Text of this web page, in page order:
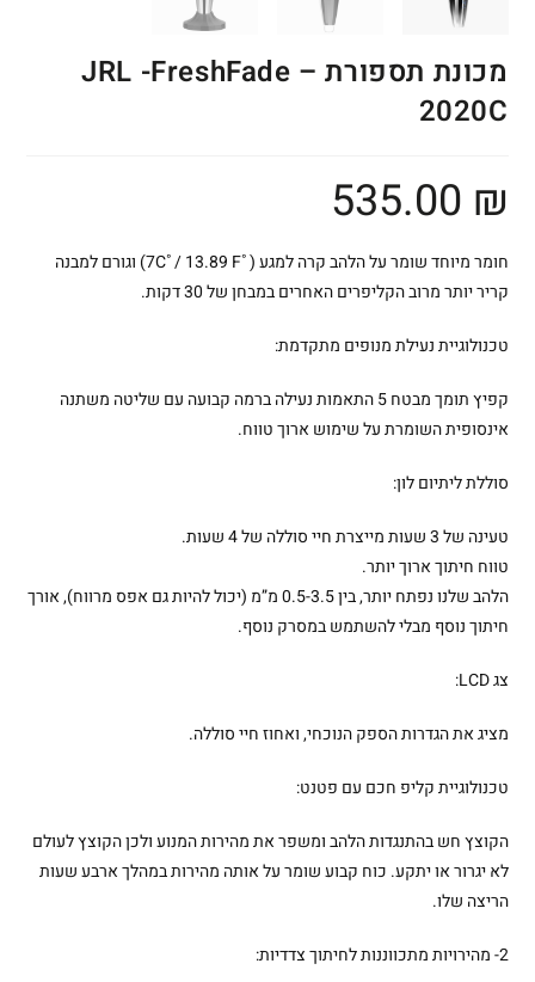
מכונת תספורת – JRL -FreshFade
2020C
535.00 ₪
חומר מיוחד שומר על הלהב קרה למגע (˚7C˚/ 13.89 F) וגורם למבנה
קריר יותר מרוב הקליפרים האחרים במבחן של 30 דקות.
טכנולוגיית נעילת מנופים מתקדמת:
קפיץ תומך מבטח 5 התאמות נעילה ברמה קבועה עם שליטה משתנה
אינסופית השומרת על שימוש ארוך טווח.
סוללת ליתיום לון:
טעינה של 3 שעות מייצרת חיי סוללה של 4 שעות.
טווח חיתוך ארוך יותר.
הלהב שלנו נפתח יותר, בין 0.5-3.5 מ”מ (יכול להיות גם אפס מרווח), אורך
חיתוך נוסף מבלי להשתמש במסרק נוסף.
צג LCD:
מציג את הגדרות הספק הנוכחי, ואחוז חיי סוללה.
טכנולוגיית קליפ חכם עם פטנט:
הקוצץ חש בהתנגדות הלהב ומשפר את מהירות המנוע ולכן הקוצץ לעולם
לא יגרור או יתקע. כוח קבוע שומר על אותה מהירות במהלך ארבע שעות
הריצה שלו.
2- מהירויות מתכווננות לחיתוך צדדיות: